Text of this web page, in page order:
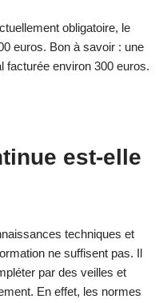
obligatoire, le
euros. Bon à savoir : une
facturée environ 300 euros.
est-elle
techniques et
ne suffisent pas. Il
par des veilles et
En effet, les normes